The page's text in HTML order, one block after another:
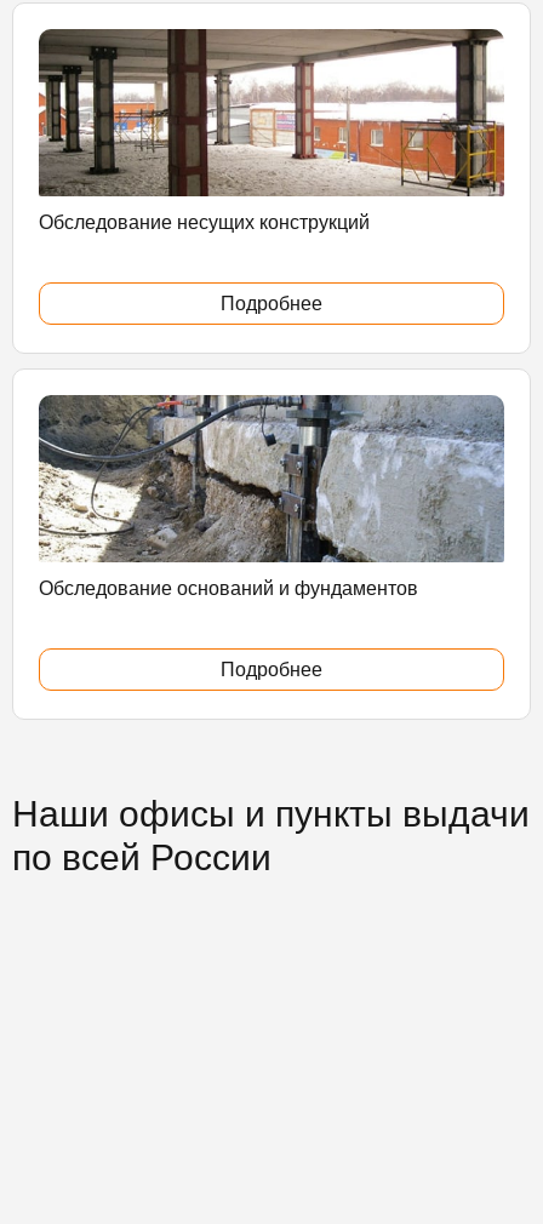
Обследование несущих конструкций
Подробнее
Обследование оснований и фундаментов
Подробнее
Наши офисы и пункты выдачи
по всей России